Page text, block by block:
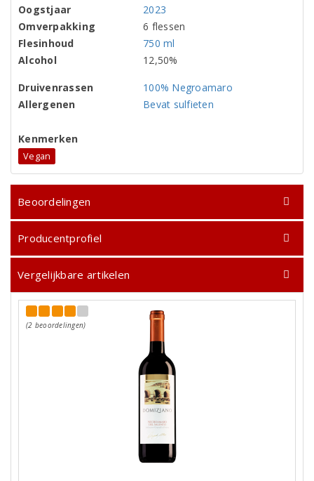
Oogstjaar
2023
Omverpakking
6 flessen
Flesinhoud
750 ml
Alcohol
12,50%
Druivenrassen
100% Negroamaro
Allergenen
Bevat sulfieten
Kenmerken
Vegan
Beoordelingen
Producentprofiel
Vergelijkbare artikelen
(2 beoordelingen)